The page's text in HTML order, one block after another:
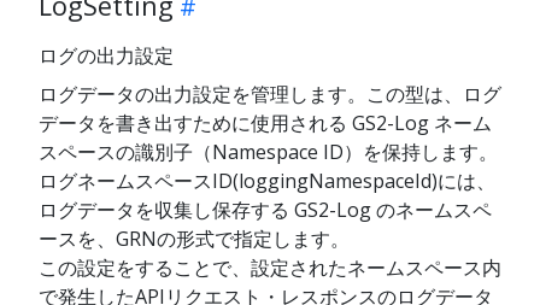
ログの出力設定
ログデータの出力設定を管理します。この型は、ログ
データを書き出すために使用される GS2-Log ネーム
スペースの識別子（Namespace ID）を保持します。
ログネームスペースID(loggingNamespaceId)には、
ログデータを収集し保存する GS2-Log のネームスペ
ースを、GRNの形式で指定します。
この設定をすることで、設定されたネームスペース内
で発生したAPIリクエスト・レスポンスのログデータ